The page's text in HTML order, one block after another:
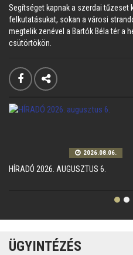
Segítséget kapnak a szerdai tűzeset
felkutatásukat, sokan a városi
megtelik zenével a Bartók Béla tér a
csütörtökön.
2026.08.06.
HÍRADÓ 2026. AUGUSZTUS 6.
ÜGYINTÉZÉS